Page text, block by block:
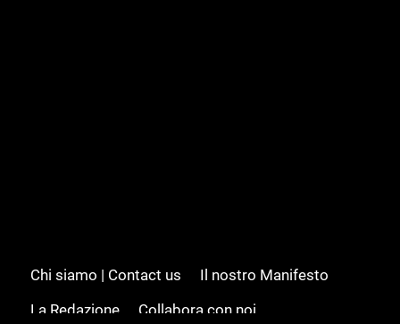
Chi siamo | Contact us
Il nostro Manifesto
La Redazione
Collabora con noi